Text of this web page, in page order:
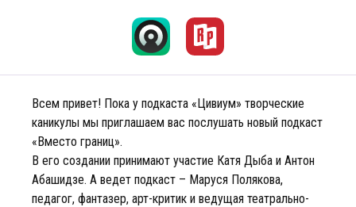
Всем привет! Пока у подкаста «Цивиум» творческие
каникулы мы приглашаем вас послушать новый подкаст
«Вместо границ».
В его создании принимают участие Катя Дыба и Антон
Абашидзе. А ведет подкаст – Маруся Полякова,
педагог, фантазер, арт-критик и ведущая театрально-